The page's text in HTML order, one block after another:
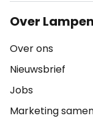
Over
Over ons
Nieuwsbrief
Jobs
Marketing